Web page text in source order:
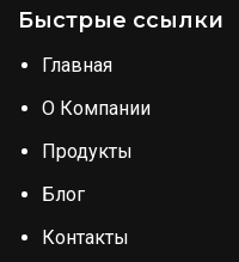
Быстрые ссылки
Главная
О Компании
Продукты
Блог
Контакты